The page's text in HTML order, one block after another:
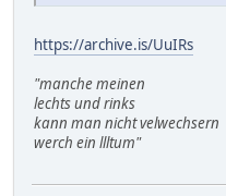
https://archive.is/UuIRs
"manche meinen
lechts und rinks
kann man nicht velwechsern
werch ein llltum"